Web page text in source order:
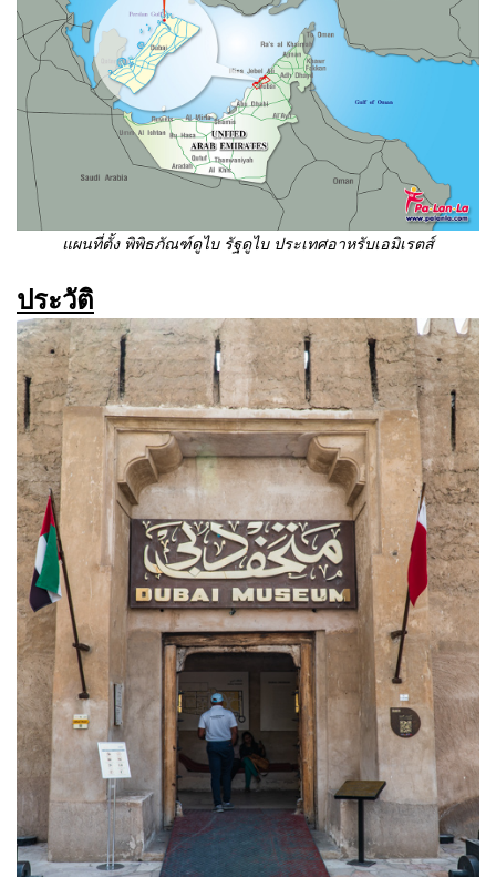
แผนที่ตั้ง พิพิธภัณฑ์ดูไบ รัฐดูไบ ประเทศอาหรับเอมิเรตส์
ประวัติ